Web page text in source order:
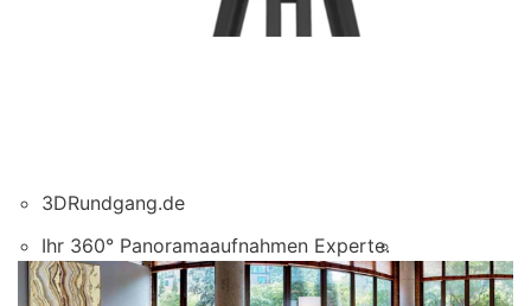
3DRundgang.de
Ihr 360° Panoramaaufnahmen Experte.